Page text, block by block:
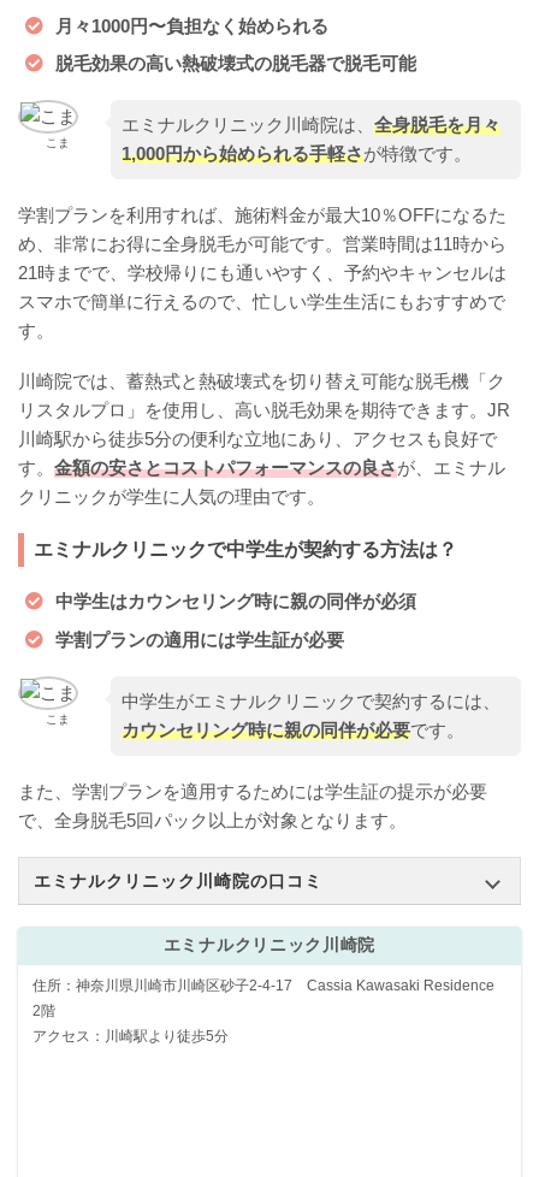
月々1000円〜負担なく始められる
脱毛効果の高い熱破壊式の脱毛器で脱毛可能
こま
エミナルクリニック川崎院は、 全身脱毛を月々
1,000円から始められる手軽さが特徴です。
学割プランを利用すれば、施術料金が最大10％OFFになるた
め、非常にお得に全身脱毛が可能です。営業時間は11時から
21時までで、学校帰りにも通いやすく、予約やキャンセルは
スマホで簡単に行えるので、忙しい学生生活にもおすすめで
す。
川崎院では、蓄熱式と熱破壊式を切り替え可能な脱毛機「ク
リスタルプロ」を使用し、高い脱毛効果を期待できます。JR
川崎駅から徒歩5分の便利な立地にあり、アクセスも良好で
す。 金額の安さとコストパフォーマンスの良さが、エミナル
クリニックが学生に人気の理由です。
エミナルクリニックで中学生が契約する方法は？
中学生はカウンセリング時に親の同伴が必須
学割プランの適用には学生証が必要
こま
中学生がエミナルクリニックで契約するには、
カウンセリング時に親の同伴が必要です。
また、学割プランを適用するためには学生証の提示が必要
で、全身脱毛5回パック以上が対象となります。
エミナルクリニック川崎院の口コミ
エミナルクリニック川崎院
住所：神奈川県川崎市川崎区砂子2-4-17 Cassia Kawasaki Residence
2階
アクセス：川崎駅より徒歩5分